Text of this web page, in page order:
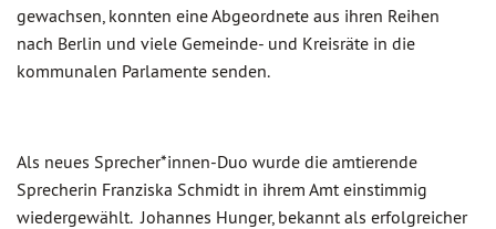
gewachsen, konnten eine Abgeordnete aus ihren Reihen
nach Berlin und viele Gemeinde- und Kreisräte in die
kommunalen Parlamente senden.
Als neues Sprecher*innen-Duo wurde die amtierende
Sprecherin Franziska Schmidt in ihrem Amt einstimmig
wiedergewählt. Johannes Hunger, bekannt als erfolgreicher